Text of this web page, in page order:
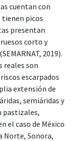
cuentan con
tienen picos
presentan
corto y
2019).
reales son
escarpados
extensión de
semiáridas y
pastizales,
el caso de México
Norte, Sonora,